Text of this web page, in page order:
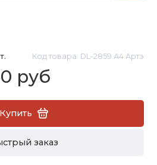
Код товара: DL-2859 А4 Артэ
руб
Купить
заказ